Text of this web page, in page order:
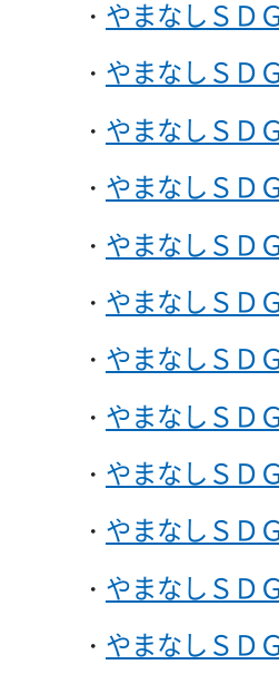
・ やまなしＳＤ
・ やまなしＳＤ
・ やまなしＳＤ
・ やまなしＳＤ
・ やまなしＳＤ
・ やまなしＳＤ
・ やまなしＳＤ
・ やまなしＳＤ
・ やまなしＳＤ
・ やまなしＳＤ
・ やまなしＳＤ
・ やまなしＳＤ